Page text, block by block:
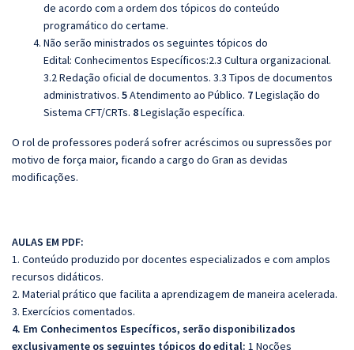
de acordo com a ordem dos tópicos do conteúdo
programático do certame.
Não serão ministrados os seguintes tópicos do
Edital: Conhecimentos Específicos:2.3 Cultura organizacional.
3.2 Redação oficial de documentos. 3.3 Tipos de documentos
administrativos. 5Atendimento ao Público. 7Legislação do
Sistema CFT/CRTs. 8Legislação específica.
O rol de professores poderá sofrer acréscimos ou supressões por
motivo de força maior, ficando a cargo do Gran as devidas
modificações.
AULAS EM PDF:
1. Conteúdo produzido por docentes especializados e com amplos
recursos didáticos.
2. Material prático que facilita a aprendizagem de maneira acelerada.
3. Exercícios comentados.
4. Em Conhecimentos Específicos, serão disponibilizados
exclusivamente os seguintes tópicos do edital: 1 Noções